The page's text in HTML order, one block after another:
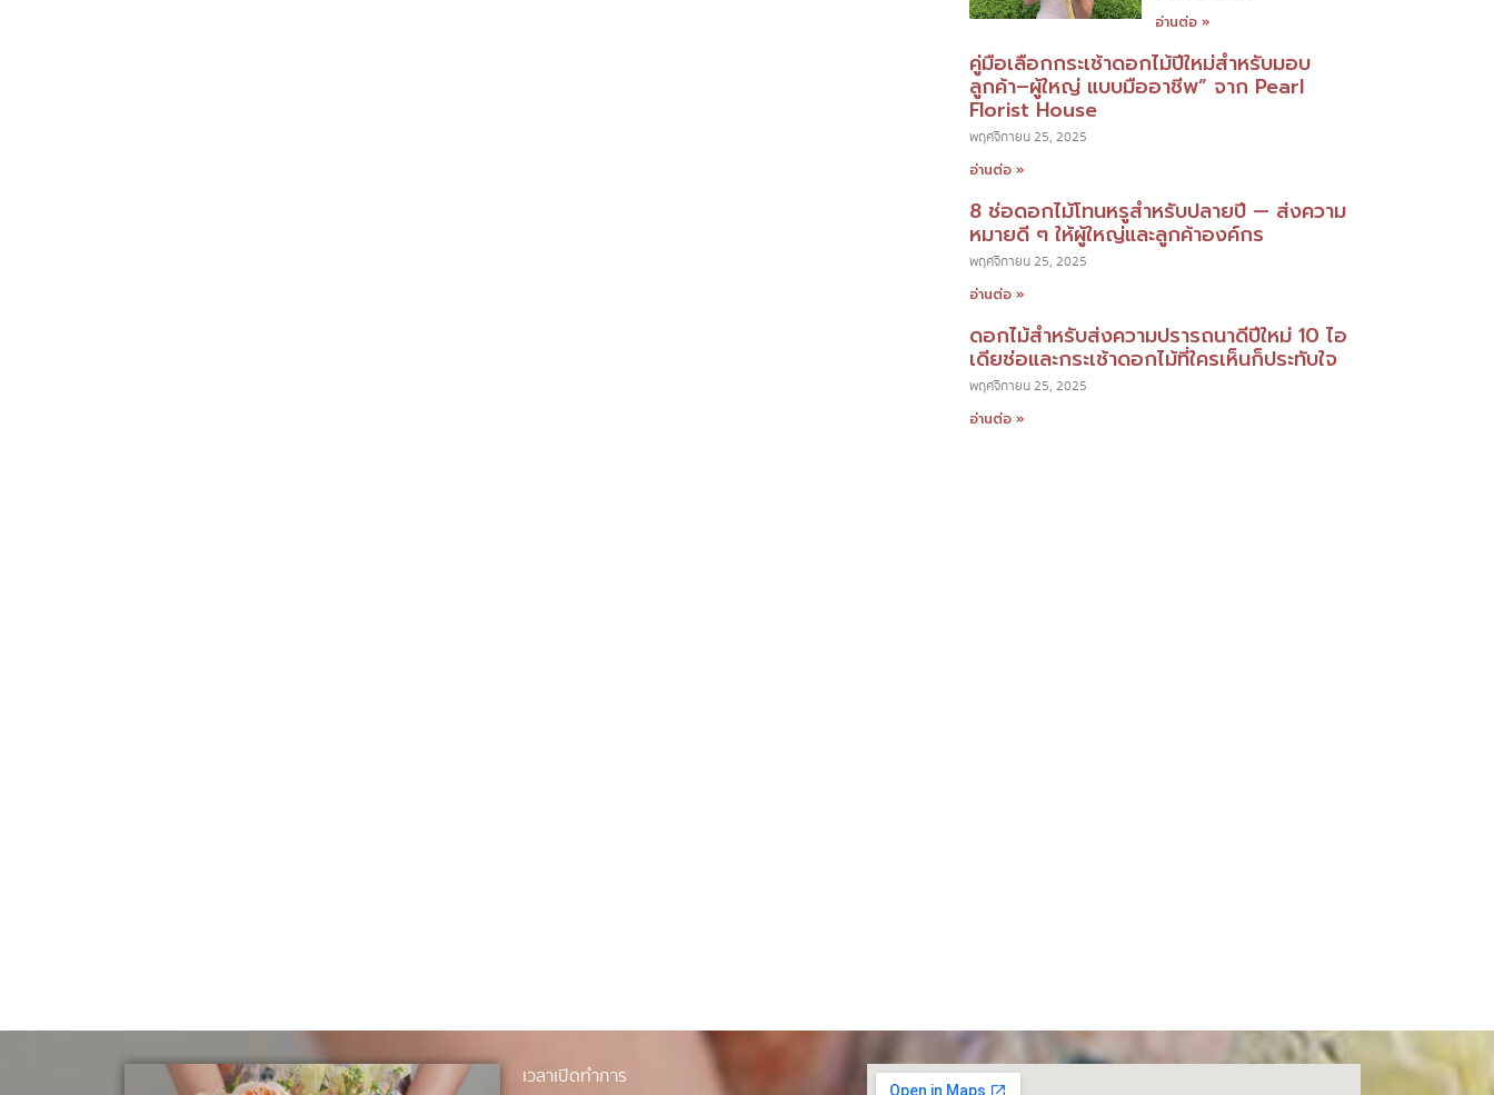
อ่านต่อ »
คู่มือเลือกกระเช้าดอกไม้ปีใหม่สำหรับมอบ
ลูกค้า–ผู้ใหญ่ แบบมืออาชีพ” จาก Pearl
Florist House
พฤศจิกายน 25, 2025
อ่านต่อ »
8 ช่อดอกไม้โทนหรูสำหรับปลายปี — ส่งความ
หมายดี ๆ ให้ผู้ใหญ่และลูกค้าองค์กร
พฤศจิกายน 25, 2025
อ่านต่อ »
ดอกไม้สำหรับส่งความปรารถนาดีปีใหม่ 10 ไอ
เดียช่อและกระเช้าดอกไม้ที่ใครเห็นก็ประทับใจ
พฤศจิกายน 25, 2025
อ่านต่อ »
เวลาเปิดทำการ